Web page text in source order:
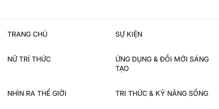
TRANG CHỦ SỰ KIỆN
NỮ TRÍ THỨC
ỨNG DỤNG & ĐỔI MỚI SÁNG
TẠO
NHÌN RA THẾ GIỚI TRI THỨC & KỸ NĂNG SỐNG